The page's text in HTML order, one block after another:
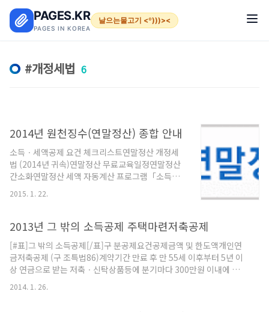
PAGES.KR
PAGES IN KOREA
날으는물고기 <º)))><
개정세법 6
2014년 원천징수(연말정산) 종합 안내
소득ㆍ세액공제 요건 체크리스트연말정산 개정세
법 (2014년 귀속)연말정산 무료교육일정연말정산
간소화연말정산 세액 자동계산 프로그램「소득ㆍ
세액공제 신고서」작성 동영상 (근로자용) 요약정
보 └ 원천징수개요└ 신고납부기한└ 세율└ 가산
기타소득└ 사업소득└ 금융(이자ㆍ배당)소득└
실원천징수에 관한 법령정보 (세법,예규,판례 등)원
천징수에 관한 자주묻는질문(FAQ)원천징수에 관한
인터넷상담- 원천세 전자신고 (인터넷 세금신고·납
부)- 원천세 신고내역 조회- 원천징수 지급명세서
2015. 1. 22.
2013년 그 밖의 소득공제 주택마련저축공제
[#표]그 밖의 소득공제[/표]구 분공제요건공제금액 및 한도액개인연
금저축공제 (구 조특법86)계약기간 만료 후 만 55세 이후부터 5년 이
상 연금으로 받는 저축ㆍ신탁상품등에 분기마다 300만원 이내에 납
입연간 납입액의 40%(72만원 한도)주택마련저축공제 (조특법87)일
정요건을 갖춘 근로소득자의 주택마련저축 납입액저축납입액의
2014. 1. 26.